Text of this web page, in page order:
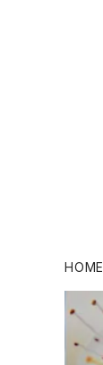
HOME